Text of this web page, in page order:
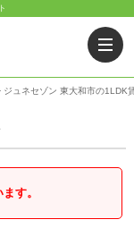
ジュネセゾン 東大和市の1LDK
す。